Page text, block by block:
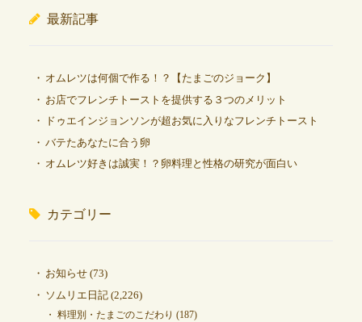
最新記事
オムレツは何個で作る！？【たまごのジョーク】
お店でフレンチトーストを提供する３つのメリット
ドゥエインジョンソンが超お気に入りなフレンチトースト
バテたあなたに合う卵
オムレツ好きは誠実！？卵料理と性格の研究が面白い
カテゴリー
お知らせ(73)
ソムリエ日記(2,226)
料理別・たまごのこだわり (187)